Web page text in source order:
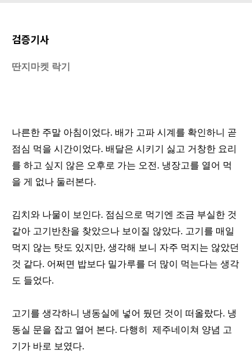
검증기사
딴지마켓 락기
나른한 주말 아침이었다. 배가 고파 시계를 확인하니 곧
점심 먹을 시간이었다. 배달은 시키기 싫고 거창한 요리
를 하고 싶지 않은 오후로 가는 오전. 냉장고를 열어 먹
을 게 없나 둘러본다.
김치와 나물이 보인다. 점심으로 먹기엔 조금 부실한 것
같아 고기반찬을 찾았으나 보이질 않았다. 고기를 매일
먹지 않는 탓도 있지만, 생각해 보니 자주 먹지는 않았던
것 같다. 어쩌면 밥보다 밀가루를 더 많이 먹는다는 생각
도 들었다.
고기를 생각하니 냉동실에 넣어 뒀던 것이 떠올랐다. 냉
동실 문을 잡고 열어 본다. 다행히 제주네이쳐 양념 고
기가 바로 보였다.